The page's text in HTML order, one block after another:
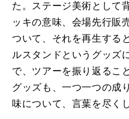
た。ステージ美術として
ッキの意味、会場先行販
ついて、それを再生する
ルスタンドというグッズ
で、ツアーを振り返るこ
グッズも、一つ一つの成
味について、言葉を尽く